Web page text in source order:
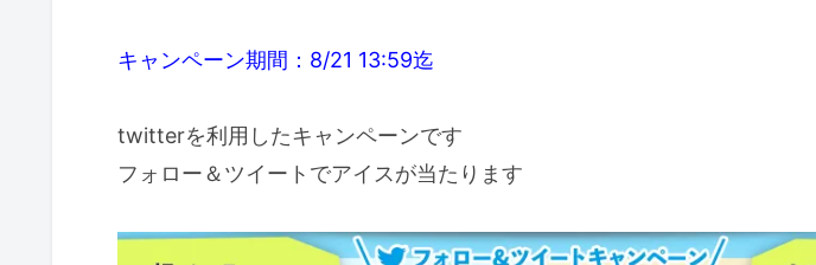
キャンペーン期間：8/21 13:59迄
twitterを利用したキャンペーンです
フォロー＆ツイートでアイスが当たります